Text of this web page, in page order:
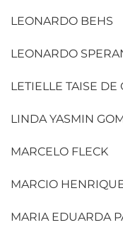
LEONARDO BEHS
LEONARDO
LETIELLE TAISE DE
LINDA YASMIN
MARCELO FLECK
MARCIO
MARIA EDUARDA